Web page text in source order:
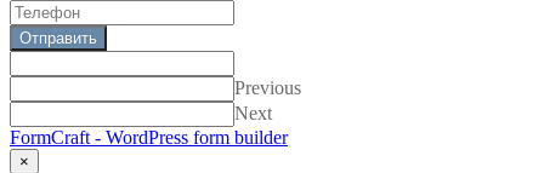
Отправить
Previous
Next
FormCraft - WordPress form builder
×